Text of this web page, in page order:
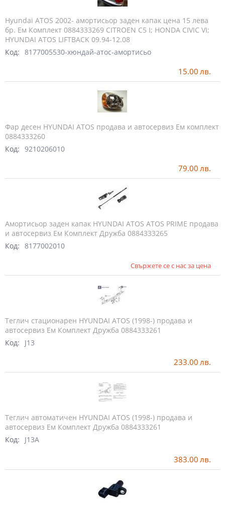
Hyundai ATOS 2002- амортисьор заден капак цена 15 лева
бр. Ем Комплект 0884333269 CITROEN C5 I; HONDA CIVIC VI;
HYUNDAI ATOS LIFTBACK 09.94-12.08
Код: 8177005530-хюндай-атос-амортисьо
15.00 лв.
Фар десен HYUNDAI ATOS продава и автосервиз Ем комплект
0884333260
Код: 9210206010
79.00 лв.
Амортисьор заден капак HYUNDAI ATOS ATOS PRIME продава
и автосервиз Ем Комплект Дружба 0884333265
Код: 8177002010
Свържете се с нас за цена
Теглич стационарен HYUNDAI ATOS (1998-) продава и
автосервиз Ем Комплект Дружба 0884333261
Код:
J13
233.00 лв.
Теглич автоматичен HYUNDAI ATOS (1998-) продава и
автосервиз Ем Комплект Дружба 0884333261
Код:
J13A
383.00 лв.